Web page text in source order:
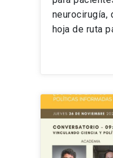
neurocirugía,
hoja de ruta